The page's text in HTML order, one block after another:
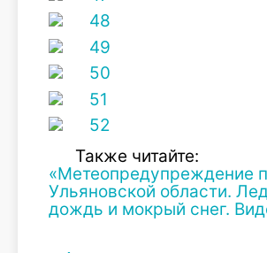
Также читайте:
«Метеопредупреждение
Ульяновской области.
дождь и мокрый снег.